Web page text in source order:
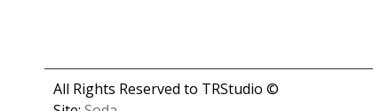
© All Rights Reserved to TRStudio